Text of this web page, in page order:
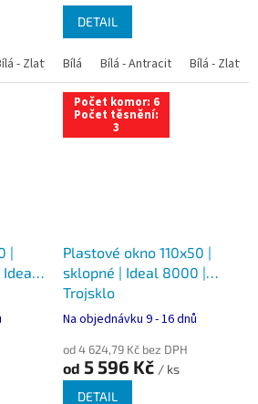
- Zlatý dub Bílá - Tmavý dub Bílá -
DETAIL
Bílá Bílá - Antracit Bílá - Zlatý
|
Počet komor: 6
Počet těsnění:
3
Plastové okno 110x50 |
sklopné | Ideal 8000 |
Trojsklo
Na objednávku 9 - 16 dnů
od 4 624,79 Kč bez DPH
od 5 596 Kč / ks
DETAIL